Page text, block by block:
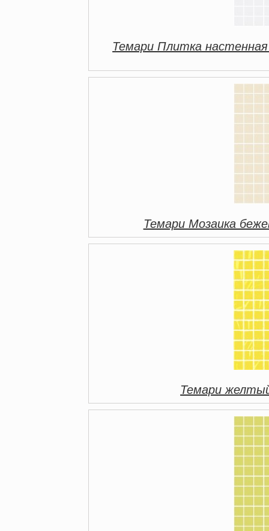
Темари Плитка
Темари Мозаика
Темари